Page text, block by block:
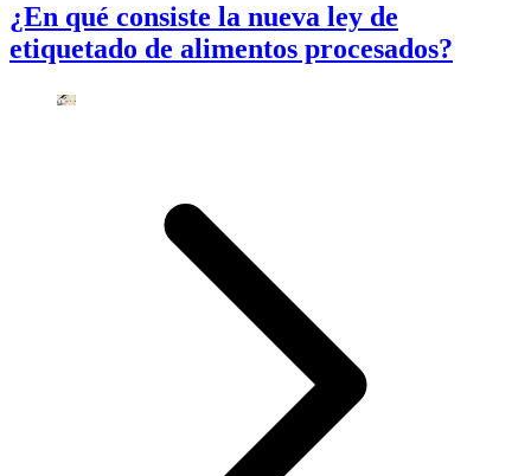
¿En qué consiste la nueva ley de
etiquetado de alimentos procesados?